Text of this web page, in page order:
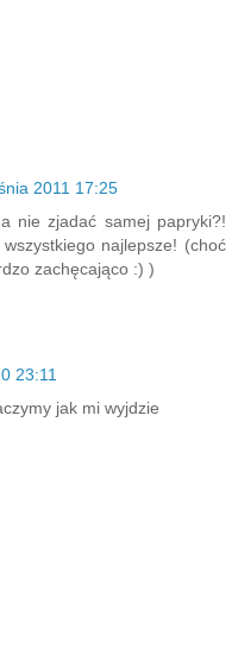
2011 17:25
nie zjadać samej papryki?!
najlepsze! (choć
zachęcająco :) )
23:11
jak mi wyjdzie